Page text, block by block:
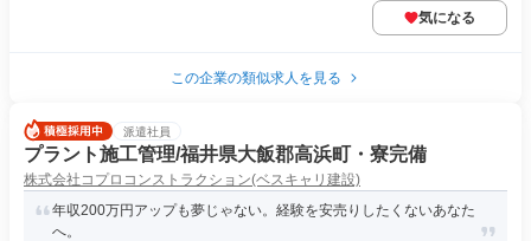
気になる
この企業の類似求人を見る
派遣社員
プラント施工管理/福井県大飯郡高浜町・寮完備
株式会社コプロコンストラクション(ベスキャリ建設)
年収200万円アップも夢じゃない。経験を安売りしたくないあなた
へ。